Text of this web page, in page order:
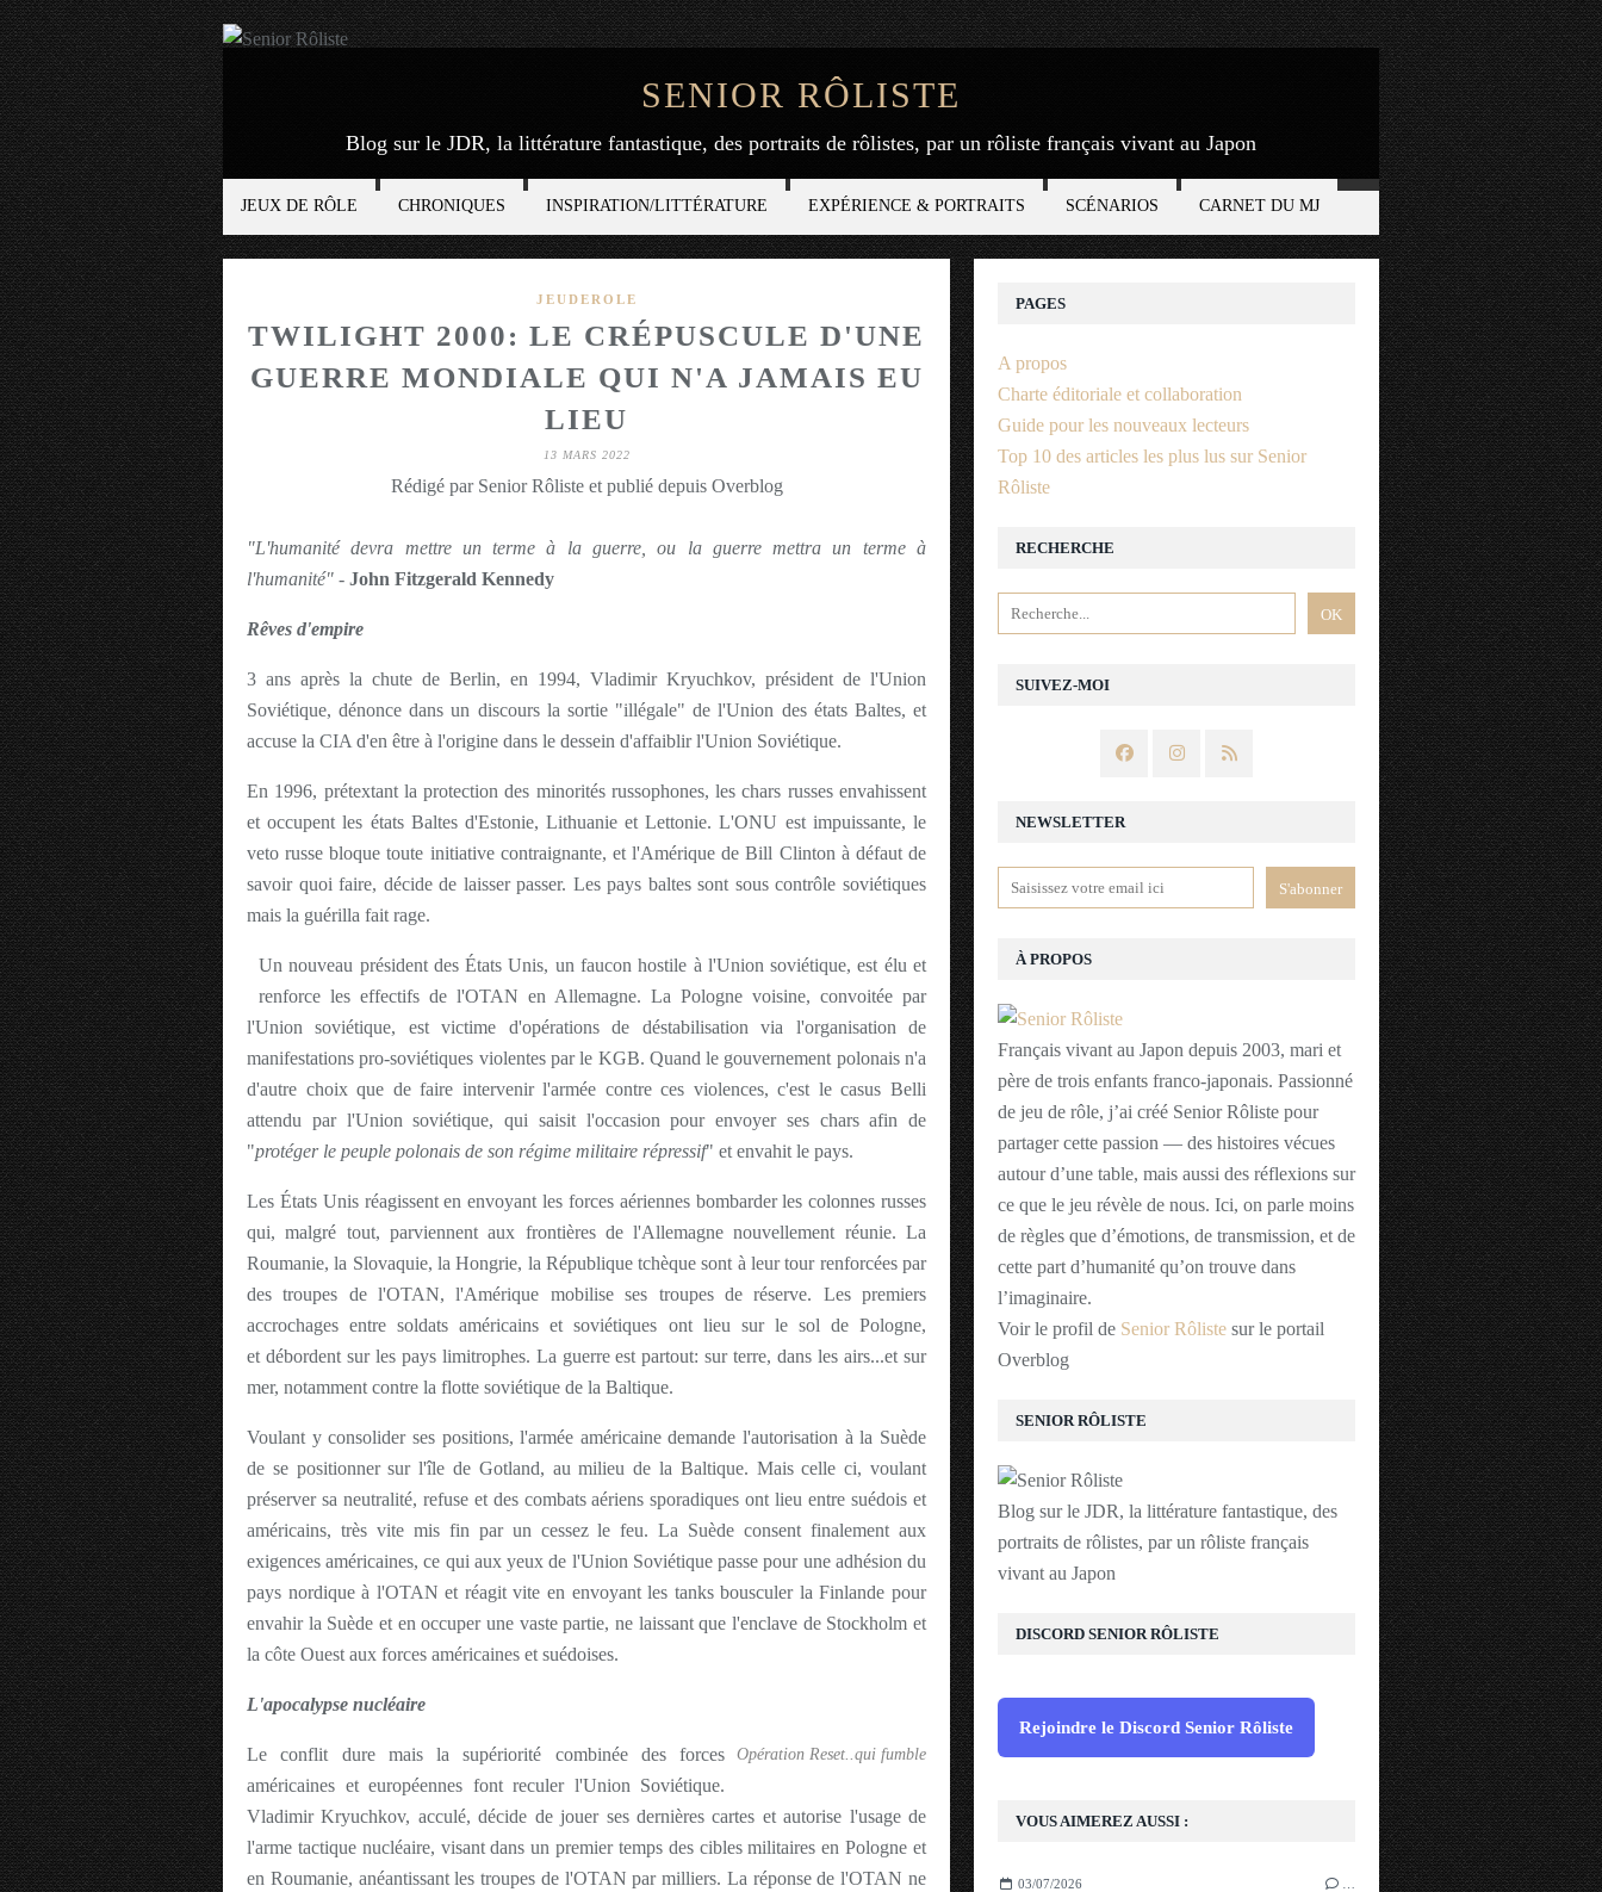
SENIOR RÔLISTE
Blog sur le JDR, la littérature fantastique, des portraits de rôlistes, par un rôliste français vivant au Japon
JEUX DE RÔLE CHRONIQUES INSPIRATION/LITTÉRATURE EXPÉRIENCE & PORTRAITS SCÉNARIOS CARNET DU MJ
JEUDEROLE
TWILIGHT 2000: LE CRÉPUSCULE D'UNE
GUERRE MONDIALE QUI N'A JAMAIS EU
LIEU
13 MARS 2022
Rédigé par Senior Rôliste et publié depuis Overblog
"L'humanité devra mettre un terme à la guerre, ou la guerre mettra un terme à
l'humanité" - John Fitzgerald Kennedy
Rêves d'empire
3 ans après la chute de Berlin, en 1994, Vladimir Kryuchkov, président de l'Union
Soviétique, dénonce dans un discours la sortie "illégale" de l'Union des états Baltes, et
accuse la CIA d'en être à l'origine dans le dessein d'affaiblir l'Union Soviétique.
En 1996, prétextant la protection des minorités russophones, les chars russes envahissent
et occupent les états Baltes d'Estonie, Lithuanie et Lettonie. L'ONU est impuissante, le
veto russe bloque toute initiative contraignante, et l'Amérique de Bill Clinton à défaut de
savoir quoi faire, décide de laisser passer. Les pays baltes sont sous contrôle soviétiques
mais la guérilla fait rage.
Un nouveau président des États Unis, un faucon hostile à l'Union soviétique, est élu et
renforce les effectifs de l'OTAN en Allemagne. La Pologne voisine, convoitée par
l'Union soviétique, est victime d'opérations de déstabilisation via l'organisation de
manifestations pro-soviétiques violentes par le KGB. Quand le gouvernement polonais n'a
d'autre choix que de faire intervenir l'armée contre ces violences, c'est le casus Belli
attendu par l'Union soviétique, qui saisit l'occasion pour envoyer ses chars afin de
"protéger le peuple polonais de son régime militaire répressif" et envahit le pays.
Les États Unis réagissent en envoyant les forces aériennes bombarder les colonnes russes
qui, malgré tout, parviennent aux frontières de l'Allemagne nouvellement réunie. La
Roumanie, la Slovaquie, la Hongrie, la République tchèque sont à leur tour renforcées par
des troupes de l'OTAN, l'Amérique mobilise ses troupes de réserve. Les premiers
accrochages entre soldats américains et soviétiques ont lieu sur le sol de Pologne,
et débordent sur les pays limitrophes. La guerre est partout: sur terre, dans les airs...et sur
mer, notamment contre la flotte soviétique de la Baltique.
Voulant y consolider ses positions, l'armée américaine demande l'autorisation à la Suède
de se positionner sur l'île de Gotland, au milieu de la Baltique. Mais celle ci, voulant
préserver sa neutralité, refuse et des combats aériens sporadiques ont lieu entre suédois et
américains, très vite mis fin par un cessez le feu. La Suède consent finalement aux
exigences américaines, ce qui aux yeux de l'Union Soviétique passe pour une adhésion du
pays nordique à l'OTAN et réagit vite en envoyant les tanks bousculer la Finlande pour
envahir la Suède et en occuper une vaste partie, ne laissant que l'enclave de Stockholm et
la côte Ouest aux forces américaines et suédoises.
Opération Reset..qui fumble
L'apocalypse nucléaire
Le conflit dure mais la supériorité combinée des forces
américaines et européennes font reculer l'Union Soviétique.
Vladimir Kryuchkov, acculé, décide de jouer ses dernières cartes et autorise l'usage de
l'arme tactique nucléaire, visant dans un premier temps des cibles militaires en Pologne et
en Roumanie, anéantissant les troupes de l'OTAN par milliers. La réponse de l'OTAN ne
NEWSLETTER
SUIVEZ-MOI
RECHERCHE
SENIOR RÔLISTE
Blog sur le JDR, la littérature fantastique, des
portraits de rôlistes, par un rôliste français
vivant au Japon
À PROPOS
Français vivant au Japon depuis 2003, mari et
père de trois enfants franco-japonais. Passionné
de jeu de rôle, j’ai créé Senior Rôliste pour
partager cette passion — des histoires vécues
autour d’une table, mais aussi des réflexions sur
ce que le jeu révèle de nous. Ici, on parle moins
de règles que d’émotions, de transmission, et de
cette part d’humanité qu’on trouve dans
l’imaginaire.
Voir le profil de Senior Rôliste sur le portail
Overblog
VOUS AIMEREZ AUSSI :
03/07/2026
PAGES
A propos
Charte éditoriale et collaboration
Guide pour les nouveaux lecteurs
Top 10 des articles les plus lus sur Senior
Rôliste
DISCORD SENIOR RÔLISTE
Rejoindre le Discord Senior Rôliste